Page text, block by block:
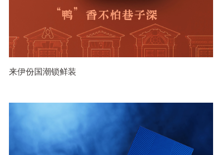
来伊份国潮锁鲜装